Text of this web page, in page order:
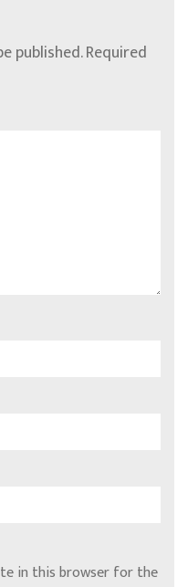
published.Required
in this browser for the